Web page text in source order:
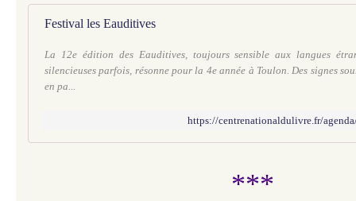
Festival les Eauditives
La 12e édition des Eauditives, toujours sensible aux langues
silencieuses parfois, résonne pour la 4e année à Toulon. Des signes
en pa...
https://centrenationaldulivre.fr/
***